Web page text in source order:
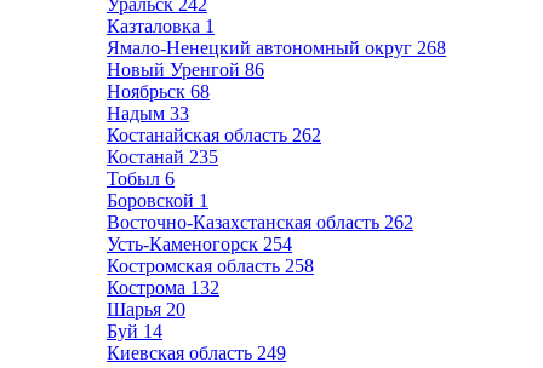
Уральск 242
Казталовка 1
Ямало-Ненецкий автономный округ 268
Новый Уренгой 86
Ноябрьск 68
Надым 33
Костанайская область 262
Костанай 235
Тобыл 6
Боровской 1
Восточно-Казахстанская область 262
Усть-Каменогорск 254
Костромская область 258
Кострома 132
Шарья 20
Буй 14
Киевская область 249